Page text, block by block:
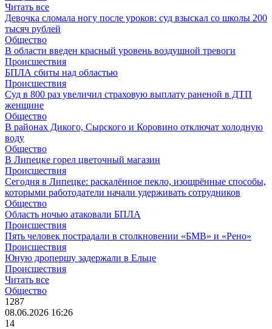
Читать все
Девочка сломала ногу после уроков: суд взыскал со школы 200
тысяч рублей
Общество
В области введен красный уровень воздушной тревоги
Происшествия
БПЛА сбиты над областью
Происшествия
Суд в 800 раз увеличил страховую выплату раненой в ДТП
женщине
Общество
В районах Дикого, Сырского и Коровино отключат холодную
воду
Общество
В Липецке горел цветочный магазин
Происшествия
Сегодня в Липецке: раскалённое пекло, изощрённые способы,
которыми работодатели начали удерживать сотрудников
Общество
Область ночью атаковали БПЛА
Происшествия
Пять человек пострадали в столкновении «БМВ» и «Рено»
Происшествия
Юную дропершу задержали в Ельце
Происшествия
Читать все
Общество
1287
08.06.2026 16:26
14